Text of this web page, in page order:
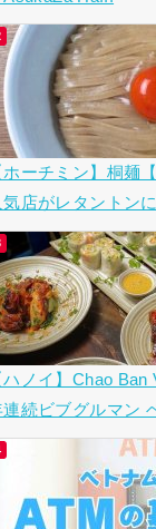
ホーチミン】桐麺
気店がレタントン
ハノイ】Chao Ban
連続ビブグルマン